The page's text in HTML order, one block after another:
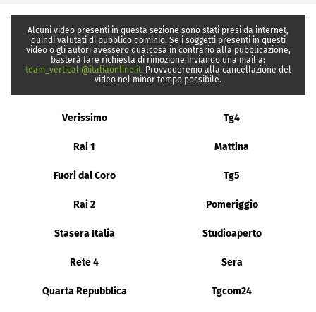
Alcuni video presenti in questa sezione sono stati presi da internet,
quindi valutati di pubblico dominio. Se i soggetti presenti in questi
video o gli autori avessero qualcosa in contrario alla pubblicazione,
basterà fare richiesta di rimozione inviando una mail a:
team_verticali@italiaonline.it. Provvederemo alla cancellazione del
video nel minor tempo possibile.
Verissimo Tg4
Rai 1 Mattina
Fuori dal Coro Tg5
Rai 2 Pomeriggio
Stasera Italia Studioaperto
Rete 4 Sera
Quarta Repubblica Tgcom24